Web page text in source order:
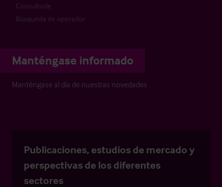
Consultoría
Búsqueda de operador
Manténgase informado
Manténgase al día de nuestras novedades
Publicaciones, estudios de mercado y
perspectivas de los diferentes
sectores